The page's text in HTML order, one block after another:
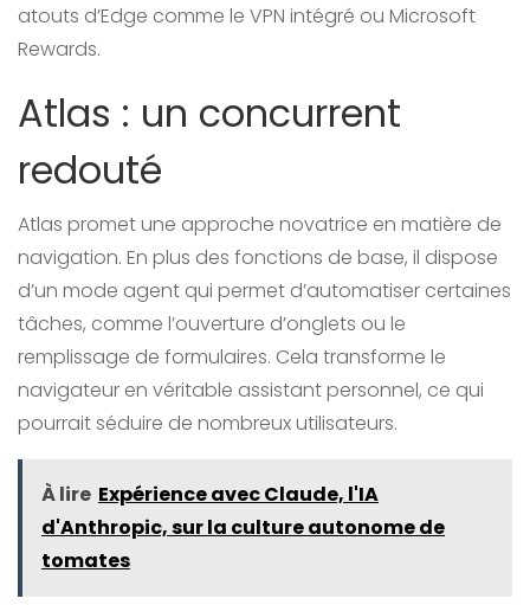
atouts d’Edge comme le VPN intégré ou Microsoft
Rewards.
Atlas : un concurrent
redouté
Atlas promet une approche novatrice en matière de
navigation. En plus des fonctions de base, il dispose
d’un mode agent qui permet d’automatiser certaines
tâches, comme l’ouverture d’onglets ou le
remplissage de formulaires. Cela transforme le
navigateur en véritable assistant personnel, ce qui
pourrait séduire de nombreux utilisateurs.
À lire Expérience avec Claude, l'IA
d'Anthropic, sur la culture autonome de
tomates